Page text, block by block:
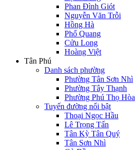
Phan Đình Giót
Nguyễn Văn Trỗi
Hồng Hà
Phổ Quang
Cửu Long
Hoàng Việt
Tân Phú
Danh sách phường
Phường Tân Sơn Nhì
Phường Tây Thạnh
Phường Phú Thọ Hòa
Tuyến đường nổi bật
Thoại Ngọc Hầu
Lê Trọng Tấn
Tân Kỳ Tân Quý
Tân Sơn Nhì